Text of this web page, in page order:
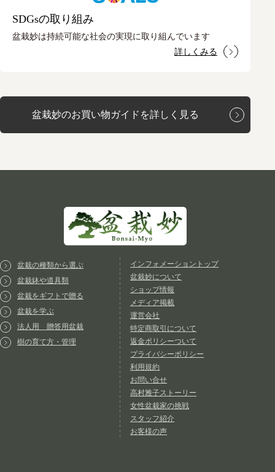
SDGsの取り組み
盆栽妙は持続可能な社会の実現に取り組んでいます
詳しくみる
盆栽妙のお買い物ガイドを詳しく見る
盆栽の種類から選ぶ
盆栽鉢や道具類
盆栽をギフトで贈る
盆栽を学ぶ
法人用 贈答用盆栽
樹の育て方・管理
インフォメーショントップ
盆栽妙について
ショップ情報
メディア掲載
運営会社
特定商取引について
返金ポリシーついて
プライバシーポリシー
利用規約
お問い合せ
高村雅子ストーリー
女性盆栽家の挑戦
スタッフ紹介
お客様の声